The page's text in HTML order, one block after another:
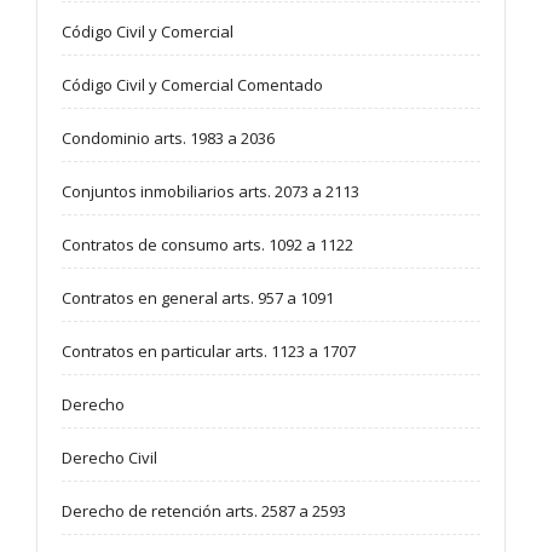
Código Civil y Comercial
Código Civil y Comercial Comentado
Condominio arts. 1983 a 2036
Conjuntos inmobiliarios arts. 2073 a 2113
Contratos de consumo arts. 1092 a 1122
Contratos en general arts. 957 a 1091
Contratos en particular arts. 1123 a 1707
Derecho
Derecho Civil
Derecho de retención arts. 2587 a 2593